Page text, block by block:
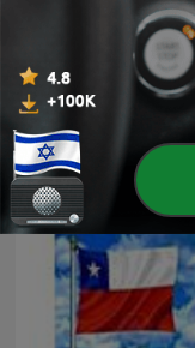
יוצאת לעור
אמנויות